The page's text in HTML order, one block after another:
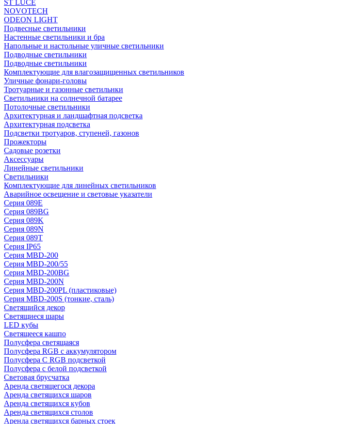
ST LUCE
NOVOTECH
ODEON LIGHT
Подвесные светильники
Настенные светильники и бра
Напольные и настольные уличные светильники
Подводные светильники
Подводные светильники
Комплектующие для влагозащищенных светильников
Уличные фонари-головы
Тротуарные и газонные светильнки
Светильники на солнечной батарее
Потолочные светильники
Архитектурная и ландшафтная подсветка
Архитектурная подсветка
Подсветки тротуаров, ступеней, газонов
Прожекторы
Садовые розетки
Аксессуары
Линейные светильники
Светильники
Комплектующие для линейных светильников
Аварийное освещение и световые указатели
Серия 089E
Серия 089BG
Серия 089K
Серия 089N
Серия 089T
Серия IP65
Серия MBD-200
Серия MBD-200/55
Серия MBD-200BG
Серия MBD-200N
Серия MBD-200PL (пластиковые)
Серия MBD-200S (тонкие, сталь)
Светящийся декор
Светящиеся шары
LED кубы
Светящееся кашпо
Полусфера светящаяся
Полусфера RGB с аккумулятором
Полусфера С RGB подсветкой
Полусфера с белой подсветкой
Световая брусчатка
Аренда светящегося декора
Аренда светящихся шаров
Аренда светящихся кубов
Аренда светящихся столов
Аренда светящихся барных стоек